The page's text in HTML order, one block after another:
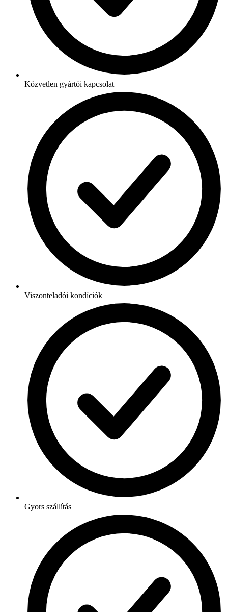
Közvetlen gyártói kapcsolat
Viszonteladói kondíciók
Gyors szállítás